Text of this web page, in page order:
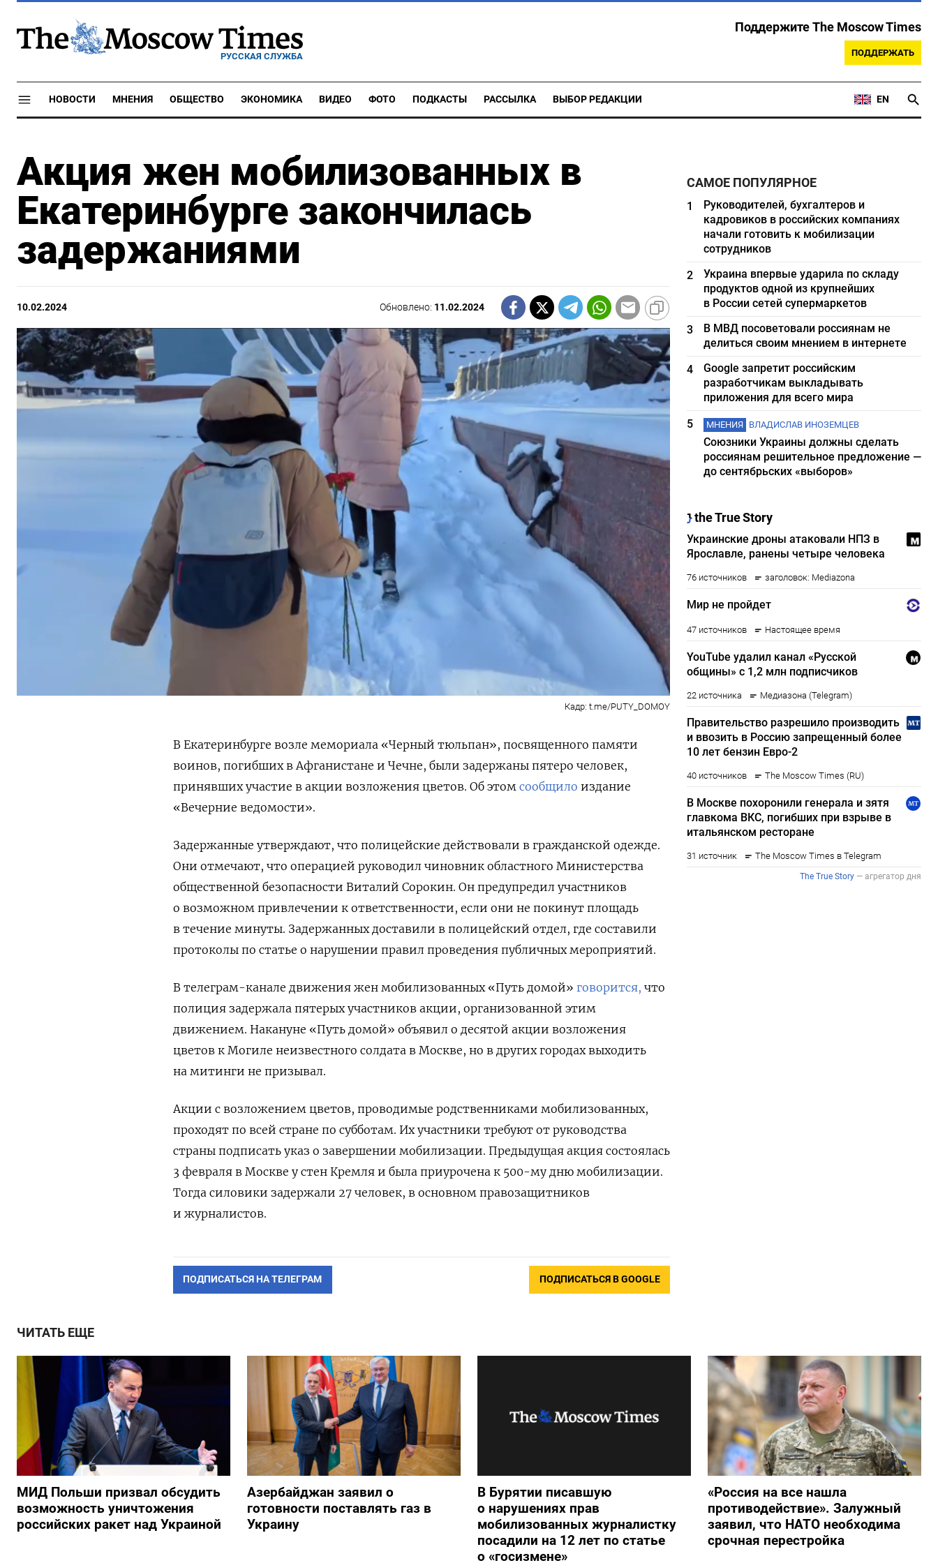
РУССКАЯ СЛУЖБА
Поддержите The Moscow Times
ПОДДЕРЖАТЬ
НОВОСТИ МНЕНИЯ ОБЩЕСТВО ЭКОНОМИКА ВИДЕО ФОТО ПОДКАСТЫ РАССЫЛКА ВЫБОР РЕДАКЦИИ EN
Акция жен мобилизованных в
Екатеринбурге закончилась
задержаниями
10.02.2024 Обновлено: 11.02.2024
Кадр: t.me/PUTY_DOMOY
В Екатеринбурге возле мемориала «Черный тюльпан», посвященного памяти
воинов, погибших в Афганистане и Чечне, были задержаны пятеро человек,
принявших участие в акции возложения цветов. Об этом сообщило издание
«Вечерние ведомости».
Задержанные утверждают, что полицейские действовали в гражданской одежде.
Они отмечают, что операцией руководил чиновник областного Министерства
общественной безопасности Виталий Сорокин. Он предупредил участников
о возможном привлечении к ответственности, если они не покинут площадь
в течение минуты. Задержанных доставили в полицейский отдел, где составили
протоколы по статье о нарушении правил проведения публичных мероприятий.
В телеграм-канале движения жен мобилизованных «Путь домой» говорится, что
полиция задержала пятерых участников акции, организованной этим
движением. Накануне «Путь домой» объявил о десятой акции возложения
цветов к Могиле неизвестного солдата в Москве, но в других городах выходить
на митинги не призывал.
Акции с возложением цветов, проводимые родственниками мобилизованных,
проходят по всей стране по субботам. Их участники требуют от руководства
страны подписать указ о завершении мобилизации. Предыдущая акция состоялась
3 февраля в Москве у стен Кремля и была приурочена к 500-му дню мобилизации.
Тогда силовики задержали 27 человек, в основном правозащитников
и журналистов.
ПОДПИСАТЬСЯ НА ТЕЛЕГРАМ ПОДПИСАТЬСЯ В GOOGLE
САМОЕ ПОПУЛЯРНОЕ
1
Руководителей, бухгалтеров и
кадровиков в российских компаниях
начали готовить к мобилизации
сотрудников
2
Украина впервые ударила по складу
продуктов одной из крупнейших
в России сетей супермаркетов
3
В МВД посоветовали россиянам не
делиться своим мнением в интернете
4
Google запретит российским
разработчикам выкладывать
приложения для всего мира
5
МНЕНИЯ ВЛАДИСЛАВ ИНОЗЕМЦЕВ
Союзники Украины должны сделать
россиянам решительное предложение —
до сентябрьских «выборов»
ЧИТАТЬ ЕЩЕ
МИД Польши призвал обсудить
возможность уничтожения
российских ракет над Украиной
Азербайджан заявил о
готовности поставлять газ в
Украину
В Бурятии писавшую
о нарушениях прав
мобилизованных журналистку
посадили на 12 лет по статье
о «госизмене»
«Россия на все нашла
противодействие». Залужный
заявил, что НАТО необходима
срочная перестройка